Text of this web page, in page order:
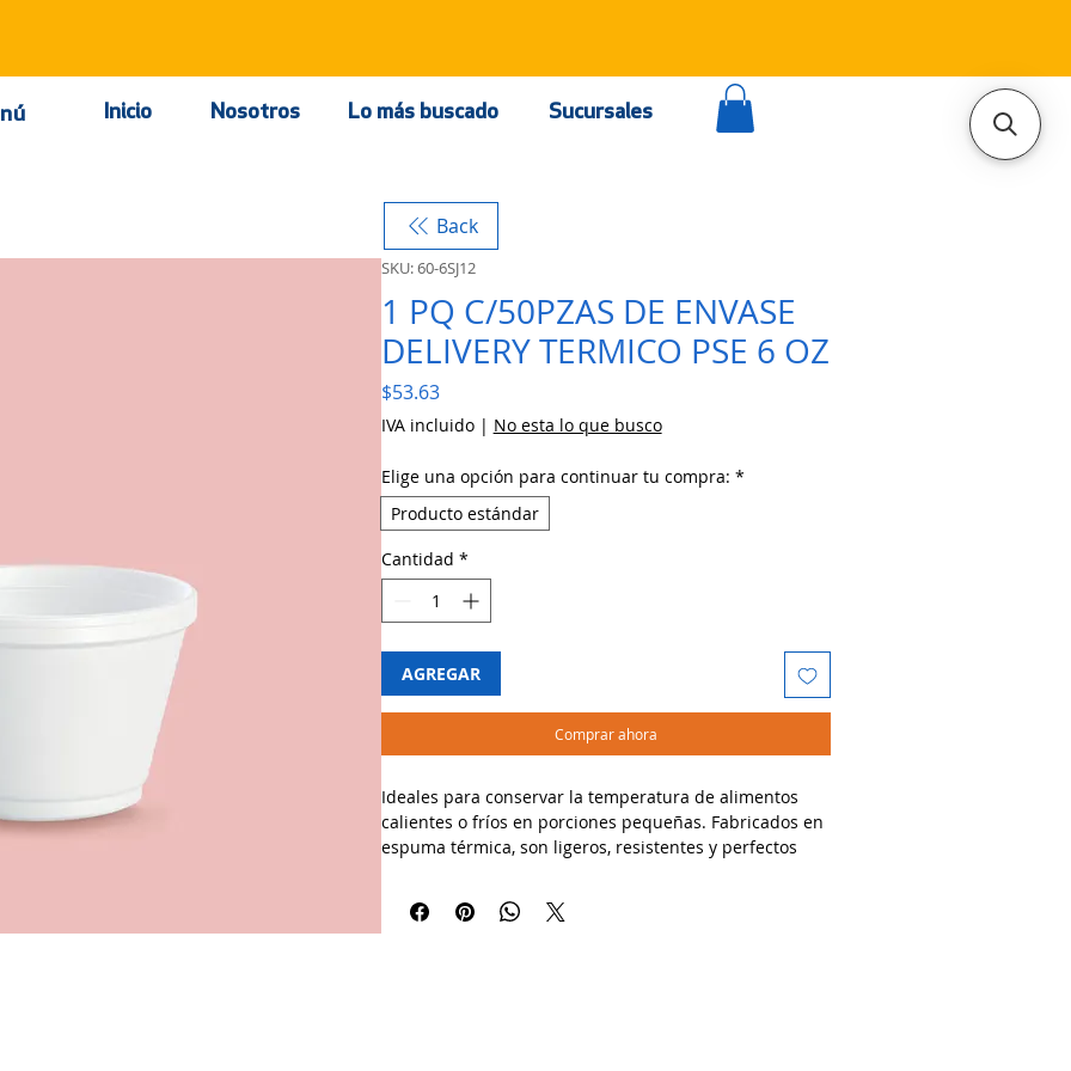
Inicio Nosotros Lo más buscado Sucursales
Back
SKU: 60-6SJ12
1 PQ C/50PZAS DE ENVASE
DELIVERY TERMICO PSE 6 OZ
$53.63Precio
IVA incluido| No esta lo que busco
Elige una opción para continuar tu compra: *
Producto estándar
Cantidad *
AGREGAR
Comprar ahora
Ideales para conservar la temperatura de alimentos
calientes o fríos en porciones pequeñas. Fabricados en
espuma térmica, son ligeros, resistentes y perfectos
🔹 Usos recomendados: